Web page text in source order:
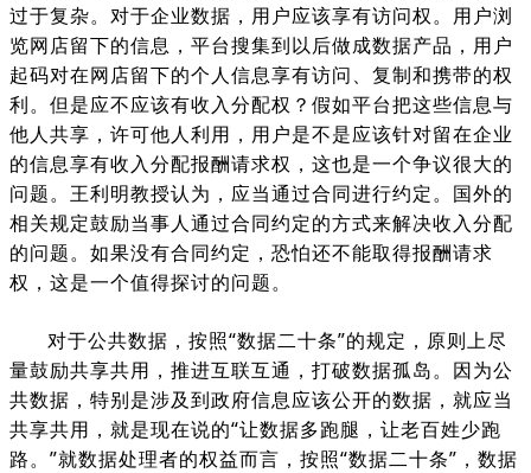
过于复杂。对于企业数据，用户应该享有访问权。用户浏
览网店留下的信息，平台搜集到以后做成数据产品，用户
起码对在网店留下的个人信息享有访问、复制和携带的权
利。但是应不应该有收入分配权？假如平台把这些信息与
他人共享，许可他人利用，用户是不是应该针对留在企业
的信息享有收入分配报酬请求权，这也是一个争议很大的
问题。王利明教授认为，应当通过合同进行约定。国外的
相关规定鼓励当事人通过合同约定的方式来解决收入分配
的问题。如果没有合同约定，恐怕还不能取得报酬请求
权，这是一个值得探讨的问题。
对于公共数据 ，按照“数据二十条”的规定，原则上尽
量鼓励共享共用，推进互联互通，打破数据孤岛。因为公
共数据，特别是涉及到政府信息应该公开的数据，就应当
共享共用，就是现在说的“让数据多跑腿，让老百姓少跑
路。”就数据处理者的权益而言，按照“数据二十条”，数据